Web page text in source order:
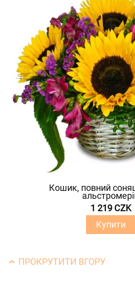
Кошик, повний
1 219 CZK
Купити
ПРОКРУТИТИ ВГОРУ